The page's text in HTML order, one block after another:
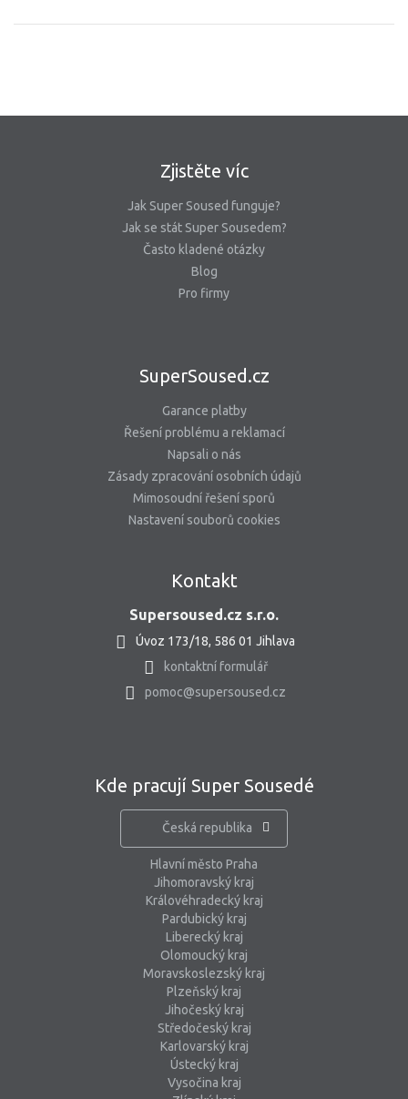
Zjistěte víc
Jak Super Soused funguje?
Jak se stát Super Sousedem?
Často kladené otázky
Blog
Pro firmy
SuperSoused.cz
Garance platby
Řešení problému a reklamací
Napsali o nás
Zásady zpracování osobních údajů
Mimosoudní řešení sporů
Nastavení souborů cookies
Kontakt
Supersoused.cz s.r.o.
Úvoz 173/18, 586 01 Jihlava
kontaktní formulář
pomoc@supersoused.cz
Kde pracují Super Sousedé
Česká republika
Hlavní město Praha
Jihomoravský kraj
Královéhradecký kraj
Pardubický kraj
Liberecký kraj
Olomoucký kraj
Moravskoslezský kraj
Plzeňský kraj
Jihočeský kraj
Středočeský kraj
Karlovarský kraj
Ústecký kraj
Vysočina kraj